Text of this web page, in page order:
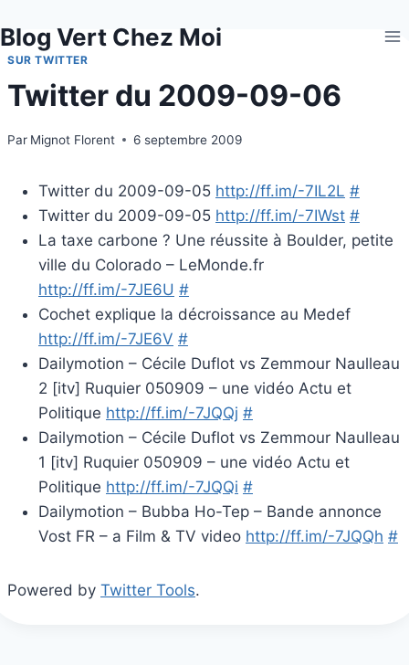
au
contenu
Blog Vert Chez Moi
SUR TWITTER
Twitter du 2009-09-06
Par Mignot Florent 6 septembre 2009
Twitter du 2009-09-05 http://ff.im/-7IL2L #
Twitter du 2009-09-05 http://ff.im/-7IWst #
La taxe carbone ? Une réussite à Boulder, petite
ville du Colorado – LeMonde.fr
http://ff.im/-7JE6U #
Cochet explique la décroissance au Medef
http://ff.im/-7JE6V #
Dailymotion – Cécile Duflot vs Zemmour Naulleau
2 [itv] Ruquier 050909 – une vidéo Actu et
Politique http://ff.im/-7JQQj #
Dailymotion – Cécile Duflot vs Zemmour Naulleau
1 [itv] Ruquier 050909 – une vidéo Actu et
Politique http://ff.im/-7JQQi #
Dailymotion – Bubba Ho-Tep – Bande annonce
Vost FR – a Film & TV video http://ff.im/-7JQQh #
Powered by Twitter Tools.